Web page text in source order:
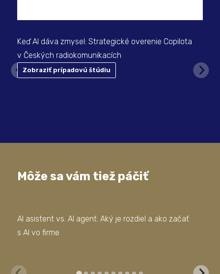
Keď AI dáva zmysel: Strategické overenie Copilota
v Českých radiokomunikacích
Zobraziť prípadovú štúdiu
Môže sa vám tiež páčiť
AI asistent vs. AI agent: Aký je rozdiel a ako začať
s AI vo firme